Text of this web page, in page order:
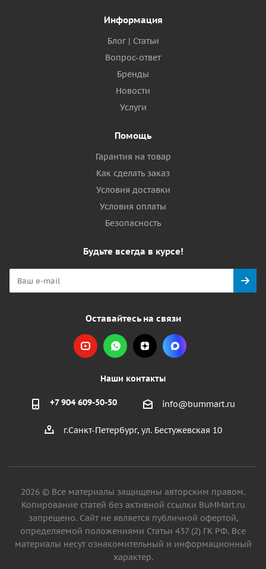
Информация
Блог | Статьи
Вопрос-ответ
Бренды
Новости
Услуги
Помощь
Гарантия на товар
Как сделать заказ
Условия доставки
Условия оплаты
Безопасность
Будьте всегда в курсе!
Оставайтесь на связи
Наши контакты
+7 904 609-50-50 info@bummart.ru
г.Санкт-Петербург, ул. Бестужевская 10
2026 © Все материалы защищены авторским правом.
Копирование статей без активной ссылки BuMMart.ru
запрещено. Сайт не является публичной офертой,
определяемой положениями Статьи 437 (2) ГК РФ. Все
материалы несут ознакомительный и информационный
характер.